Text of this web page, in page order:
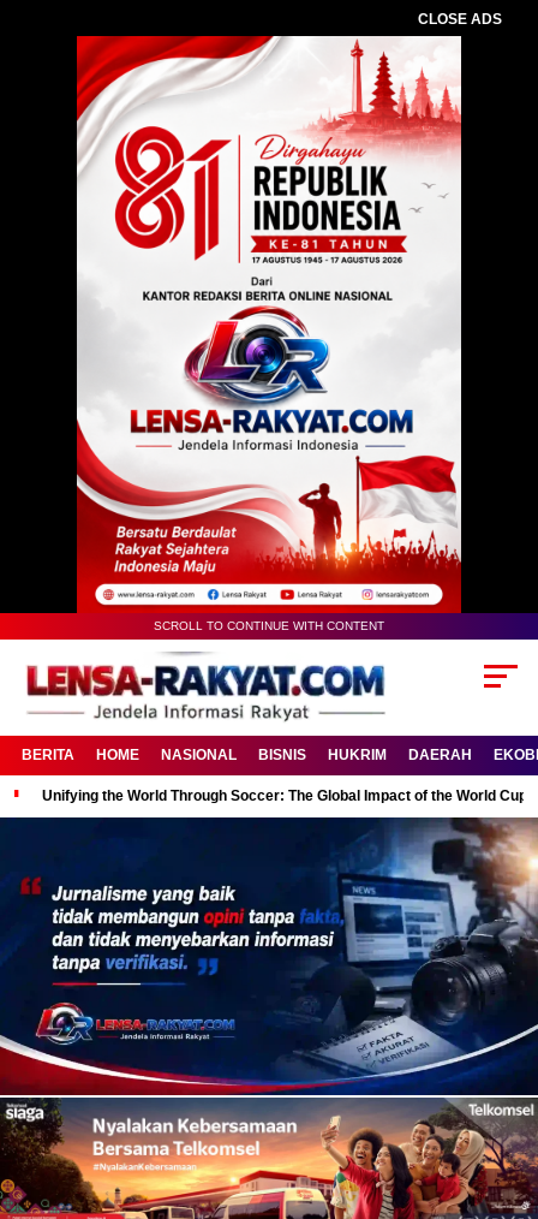
CLOSE ADS
SCROLL TO CONTINUE WITH CONTENT
BERITA HOME NASIONAL BISNIS HUKRIM DAERAH
Unifying the World Through Soccer: The Global Impact of the World Cup